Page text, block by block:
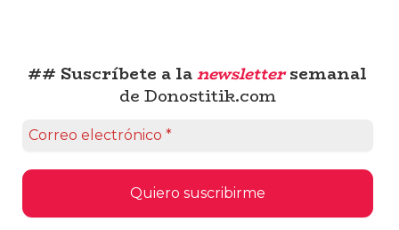
## Suscríbete a lanewslettersemanal
de Donostitik.com